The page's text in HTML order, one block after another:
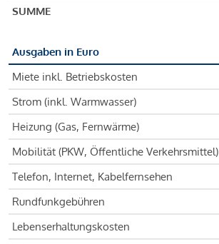
SUMME
Ausgaben in Euro
Miete inkl. Betriebskosten
Strom (inkl. Warmwasser)
Heizung (Gas, Fernwärme)
Mobilität (PKW, Öffentliche Verkehrsmittel)
Telefon, Internet, Kabelfernsehen
Rundfunkgebühren
Lebenserhaltungskosten